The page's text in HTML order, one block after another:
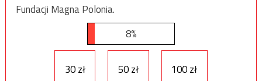
Fundacji Magna Polonia.
8%
30 zł 50 zł 100 zł